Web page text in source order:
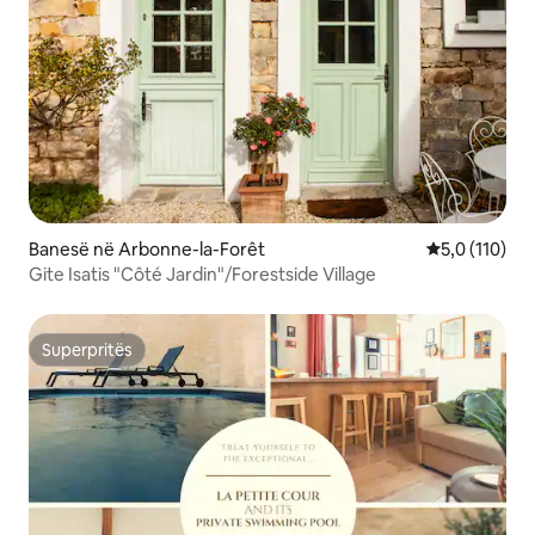
Banesë në Arbonne-la-Forêt Vlerësimi
5,0 (110)
Gite Isatis "Côté Jardin"/Forestside Village
Superpritës
Superpritës